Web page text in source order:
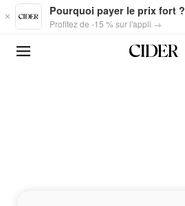
Skip to main content
Pourquoi payer le prix fort ?
Profitez de -15 % sur l'appli →